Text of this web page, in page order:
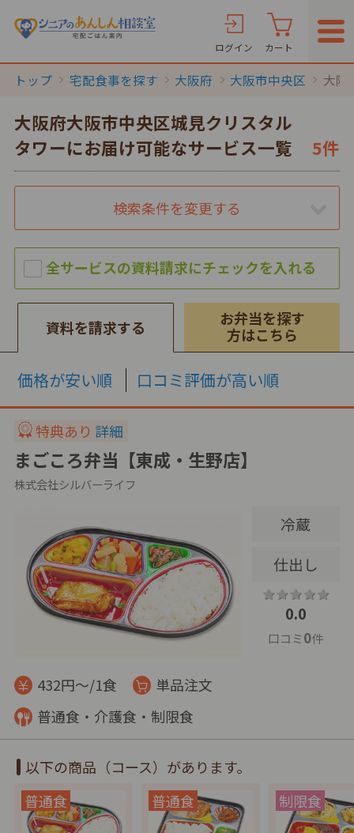
ログイン カート
トップ 宅配食事を探す 大阪府 大阪市中央区 大阪
大阪府大阪市中央区城見クリスタル
タワーにお届け可能なサービス一覧
5件
検索条件を変更する
資料を請求する
お弁当を探す
方はこちら
価格が安い順 口コミ評価が高い順
特典あり 詳細
まごころ弁当【東成・生野店】
株式会社シルバーライフ
冷蔵
仕出し
0.0
口コミ0件
432円～/1食
単品注文
普通食・介護食・制限食
以下の商品（コース）があります。